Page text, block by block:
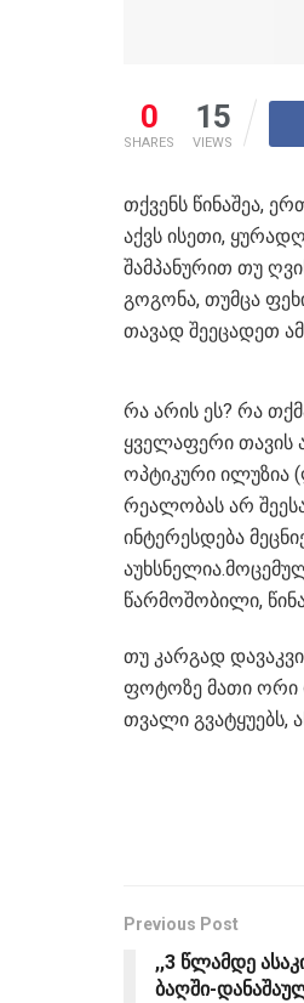
0
SHARES
15
VIEWS
თქვენს წინაშეა,
აქვს ისეთი,
შამპანურით თუ
გოგონა, თუმცა
თავად შეეცადეთ
რა არის ეს? რა
ყველაფერი
ოპტიკური ილუზია
რეალობას არ
ინტერესდება
წარმოშობილი,
თუ კარგად
ფოტოზე მათი ორი
თვალი
Previous Post
,,3 წლამდე
ბაღში-